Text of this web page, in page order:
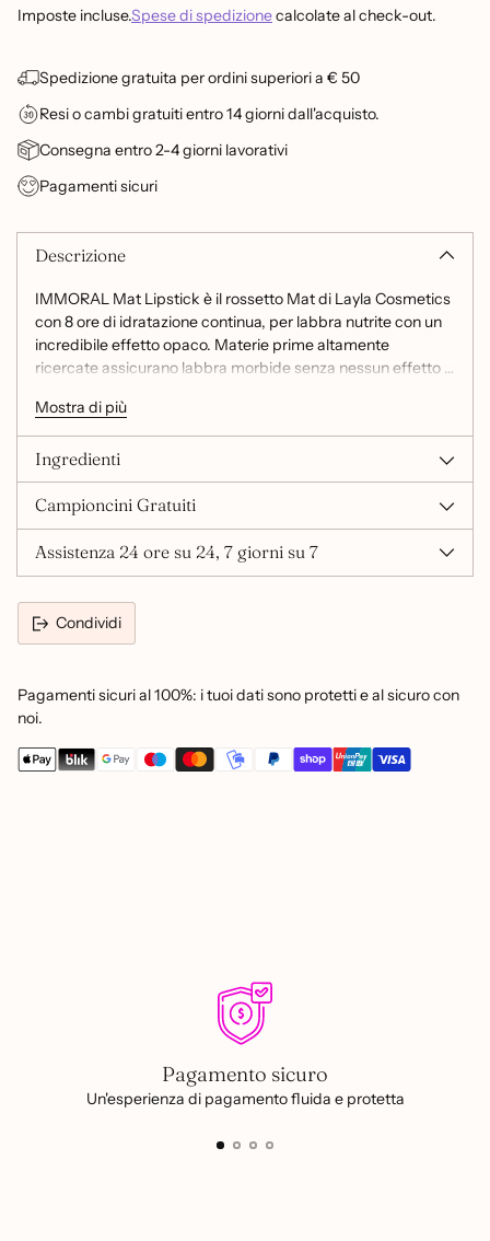
Imposte incluse.Spese di spedizionecalcolate al check-out.
Spedizione gratuita per ordini superiori a € 50
Resi o cambi gratuiti entro 14 giorni dall'acquisto.
Consegna entro 2-4 giorni lavorativi
Pagamenti sicuri
Descrizione
IMMORAL Mat Lipstick è il rossetto Mat di Layla Cosmetics
con 8 ore di idratazione continua, per labbra nutrite con un
incredibile effetto opaco. Materie prime altamente
ricercate assicurano labbra morbide senza nessun effetto “
formula che garantisce una morbidezza estrema per labbra
sofisticate, sensuali e sexy per ore. 24 colori altamente
pigmentati, un prodotto che scivola sulle labbra
leggermente ricoprendole di uno strato di prodotto
incredibilmente mat. Ripara le labbra secche e screpolate
grazie agli agenti idratanti all’interno della sua formulazione.
Facili da applicare grazie alla punta in esclusiva Layla. Il
contorno è delineato perfettamente e il colore si adagerà
impalpabile sulle Vostre labbra. Un packaging moderno,
che aiuta la stesura grazie alla sua fisionomia ergonomica.
Mostra di più
Ingredienti
Campioncini Gratuiti
Assistenza 24 ore su 24, 7 giorni su 7
Condividi
Pagamenti sicuri al 100%: i tuoi dati sono protetti e al sicuro con
noi.
Pagamento sicuro
Un'esperienza di pagamento fluida e protetta